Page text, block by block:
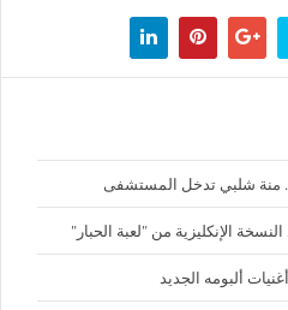
منة شلبي تدخل المستشفى
الإنكليزية من "لعبة الحبار"
ألبومه الجديد